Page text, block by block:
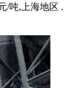
/吨,上海地区 .